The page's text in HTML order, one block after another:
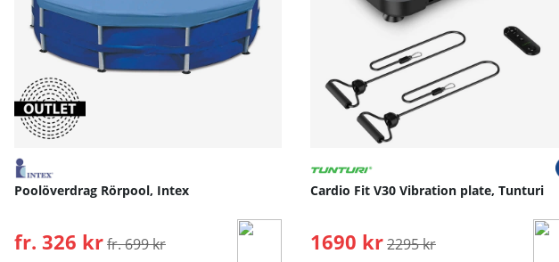
Poolöverdrag Rörpool, Intex
fr. 326 krOrdinarie pris:
fr. 699 kr
Cardio Fit V30 Vibration plate, Tunturi
1690 kr Ordinarie pris:
2295 kr